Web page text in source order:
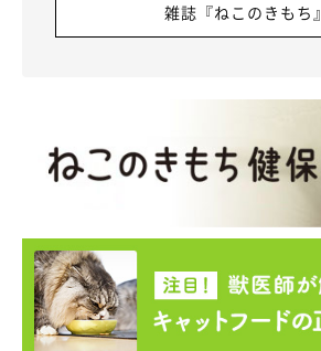
雑誌『ねこのきもち』